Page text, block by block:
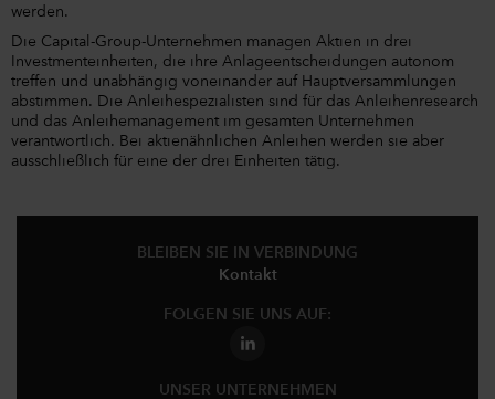
werden.
Die Capital-Group-Unternehmen managen Aktien in drei
Investmenteinheiten, die ihre Anlageentscheidungen autonom
treffen und unabhängig voneinander auf Hauptversammlungen
abstimmen. Die Anleihespezialisten sind für das Anleihenresearch
und das Anleihemanagement im gesamten Unternehmen
verantwortlich. Bei aktienähnlichen Anleihen werden sie aber
ausschließlich für eine der drei Einheiten tätig.
BLEIBEN SIE IN VERBINDUNG
Kontakt
FOLGEN SIE UNS AUF:
UNSER UNTERNEHMEN